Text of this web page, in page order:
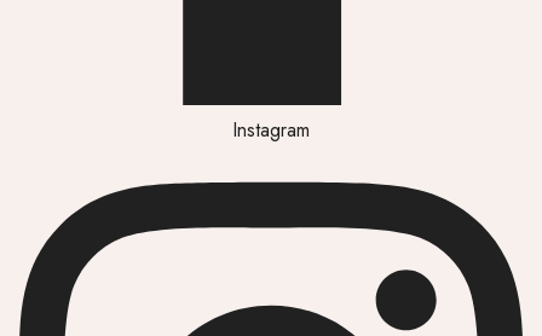
Instagram